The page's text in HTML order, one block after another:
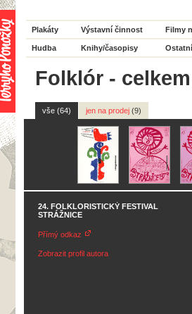
Plakáty Výstavní činnost Filmy
Hudba Knihy/časopisy
Folklór -
vše (64) jen na prodej (9)
24. FOLKLORISTICKÝ FESTIVAL
STRÁŽNICE
Přímý odkaz
Zobrazit profil autora